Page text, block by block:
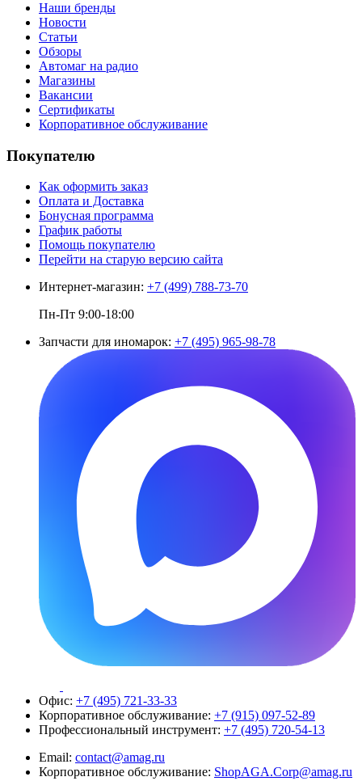
Наши бренды
Новости
Статьи
Обзоры
Автомаг на радио
Магазины
Вакансии
Сертификаты
Корпоративное обслуживание
Покупателю
Как оформить заказ
Оплата и Доставка
Бонусная программа
График работы
Помощь покупателю
Перейти на старую версию сайта
Интернет-магазин: +7 (499) 788-73-70
Пн-Пт 9:00-18:00
Запчасти для иномарок: +7 (495) 965-98-78
Офис: +7 (495) 721-33-33
Корпоративное обслуживание: +7 (915) 097-52-89
Профессиональный инструмент: +7 (495) 720-54-13
Email: contact@amag.ru
Корпоративное обслуживание: ShopAGA.Corp@amag.ru